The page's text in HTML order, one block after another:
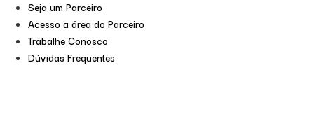
Seja um Parceiro
Acesso a área do Parceiro
Trabalhe Conosco
Dúvidas Frequentes